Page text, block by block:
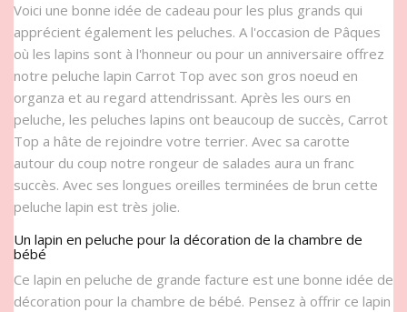
Voici une bonne idée de cadeau pour les plus grands qui
apprécient également les peluches. A l'occasion de Pâques
où les lapins sont à l'honneur ou pour un anniversaire offrez
notre peluche lapin Carrot Top avec son gros noeud en
organza et au regard attendrissant. Après les ours en
peluche, les peluches lapins ont beaucoup de succès, Carrot
Top a hâte de rejoindre votre terrier. Avec sa carotte
autour du coup notre rongeur de salades aura un franc
succès. Avec ses longues oreilles terminées de brun cette
peluche lapin est très jolie.
Un lapin en peluche pour la décoration de la chambre de
bébé
Ce lapin en peluche de grande facture est une bonne idée de
décoration pour la chambre de bébé. Pensez à offrir ce lapin